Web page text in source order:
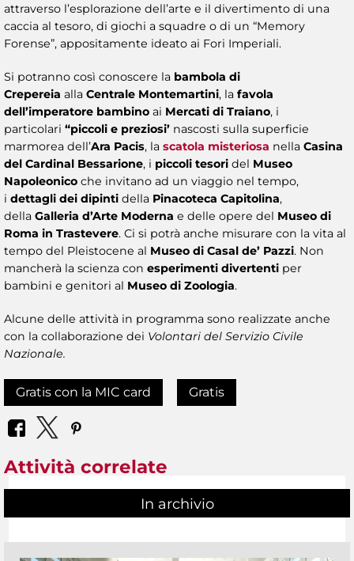
attraverso l’esplorazione dell’arte e il divertimento di una
caccia al tesoro, di giochi a squadre o di un “Memory
Forense”, appositamente ideato ai Fori Imperiali.
Si potranno così conoscere la bambola di
Crepereia alla Centrale Montemartini, la favola
dell’imperatore bambino ai Mercati di Traiano, i
particolari “piccoli e preziosi’ nascosti sulla superficie
marmorea dell’Ara Pacis, la scatola misteriosa nella Casina
del Cardinal Bessarione, i piccoli tesori del Museo
Napoleonico che invitano ad un viaggio nel tempo,
i dettagli dei dipinti della Pinacoteca Capitolina,
della Galleria d’Arte Moderna e delle opere del Museo di
Roma in Trastevere. Ci si potrà anche misurare con la vita al
tempo del Pleistocene al Museo di Casal de’ Pazzi. Non
mancherà la scienza con esperimenti divertenti per
bambini e genitori al Museo di Zoologia.
Alcune delle attività in programma sono realizzate anche
con la collaborazione dei Volontari del Servizio Civile
Nazionale.
Gratis con la MIC card Gratis
Attività correlate
In archivio